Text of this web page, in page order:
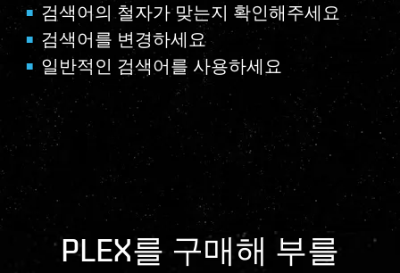
검색어의 철자가 맞는지 확인해주세요
검색어를 변경하세요
일반적인 검색어를 사용하세요
PLEX를 구매해 부를